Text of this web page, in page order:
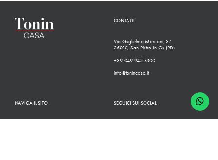
CONTATTI
Via Guglielmo Marconi, 37
35010, San Pietro In Gu (PD)
+39 049 945 3300
info@tonincasa.it
NAVIGA IL SITO SEGUICI SUI SOCIAL